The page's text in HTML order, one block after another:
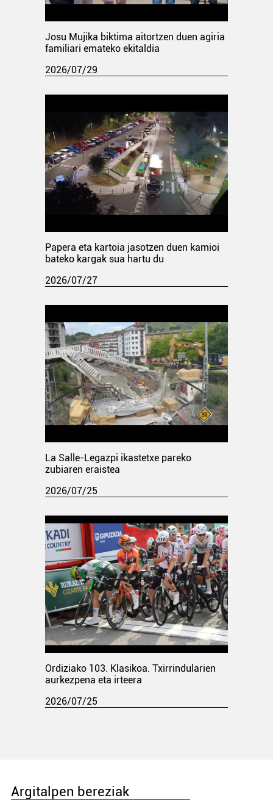
Josu Mujika biktima aitortzen duen agiria
familiari emateko ekitaldia
2026/07/29
Papera eta kartoia jasotzen duen kamioi
bateko kargak sua hartu du
2026/07/27
La Salle-Legazpi ikastetxe pareko
zubiaren eraistea
2026/07/25
Ordiziako 103. Klasikoa. Txirrindularien
aurkezpena eta irteera
2026/07/25
Argitalpen bereziak